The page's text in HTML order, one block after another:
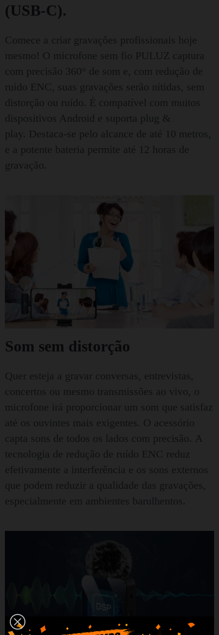
(USB-C).
Comece a criar gravações profissionais hoje
mesmo! O microfone sem fio PULUZ captura
com precisão 360° de som e, com redução de
ruído ENC, suas gravações serão nítidas, sem
distorção ou ruído. É compatível com muitos
dispositivos Android e suporta plug &
play. Destaca-se pelo alcance de até 10 metros,
e a potente bateria permite até 12 horas de
gravação.
Som sem distorção
Quer esteja a gravar conversas, entrevistas,
concertos ou mesmo transmissões ao vivo, o
microfone irá proporcionar um som que satisfaz
até os ouvintes mais exigentes. O acessório
capta sons de todos os lados com precisão. A
tecnologia de redução de ruído ENC reduz
efetivamente a interferência e os sons externos
que podem reduzir a qualidade das gravações,
especialmente em ambientes barulhentos.